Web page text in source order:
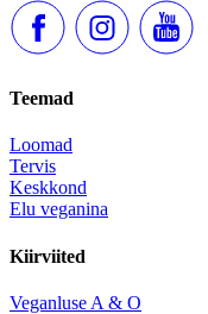
Teemad
Loomad
Tervis
Keskkond
Elu veganina
Kiirviited
Veganluse A & O